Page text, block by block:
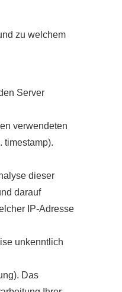
zu welchem
Server
verwendeten
timestamp).
dieser
darauf
IP-Adresse
unkenntlich
Das